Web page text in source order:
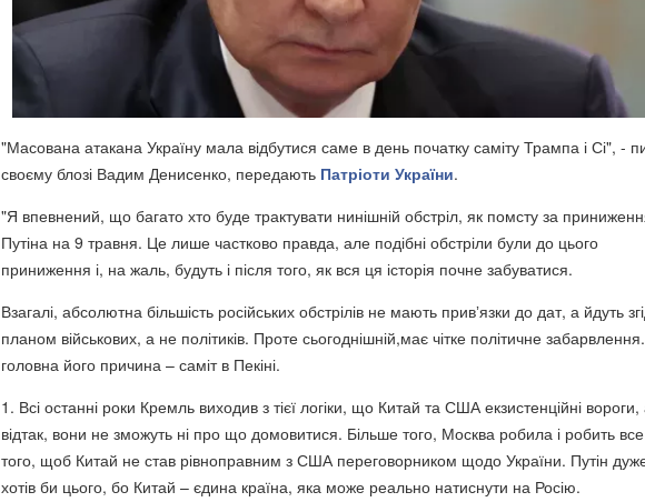
"Масована атакана Україну мала відбутися саме в день початку саміту Трампа і Сі", -
своєму блозі Вадим Денисенко, передають Патріоти України.
"Я впевнений, що багато хто буде трактувати нинішній обстріл, як помсту за
Путіна на 9 травня. Це лише частково правда, але подібні обстріли були до цього
приниження і, на жаль, будуть і після того, як вся ця історія почне забуватися.
Взагалі, абсолютна більшість російських обстрілів не мають привʼязки до дат, а йдуть
планом військових, а не політиків. Проте сьогоднішній,має чітке політичне забарвлення.
головна його причина – саміт в Пекіні.
1. Всі останні роки Кремль виходив з тієї логіки, що Китай та США екзистенційні вороги,
відтак, вони не зможуть ні про що домовитися. Більше того, Москва робила і робить
того, щоб Китай не став рівноправним з США переговорником щодо України. Путін
хотів би цього, бо Китай – єдина країна, яка може реально натиснути на Росію.